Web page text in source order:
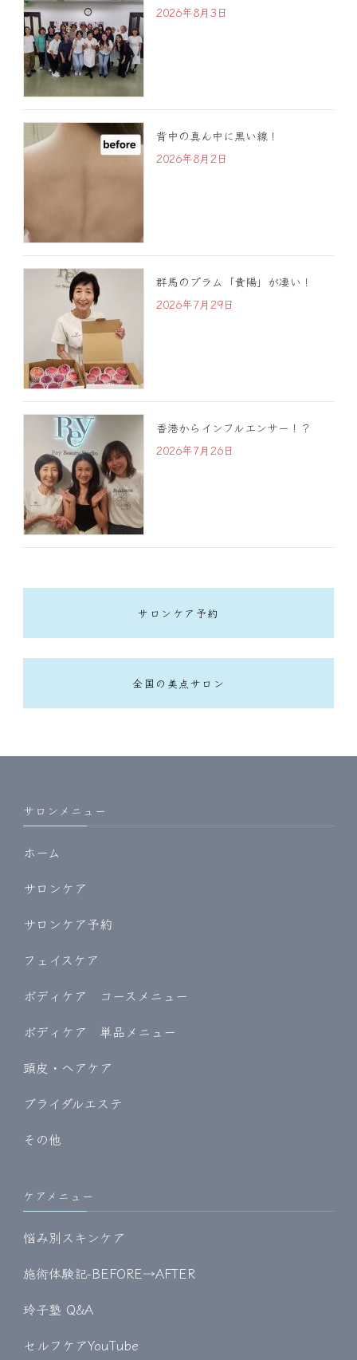
2026年8月3日
背中の真ん中に黒い線！
2026年8月2日
群馬のプラム「貴陽」が凄い！
2026年7月29日
香港からインフルエンサー！？
2026年7月26日
サロンケア予約
全国の美点サロン
サロンメニュー
ホーム
サロンケア
サロンケア予約
フェイスケア
ボディケア コースメニュー
ボディケア 単品メニュー
頭皮・ヘアケア
ブライダルエステ
その他
ケアメニュー
悩み別スキンケア
施術体験記-BEFORE→AFTER
玲子塾 Q&A
セルフケアYouTube